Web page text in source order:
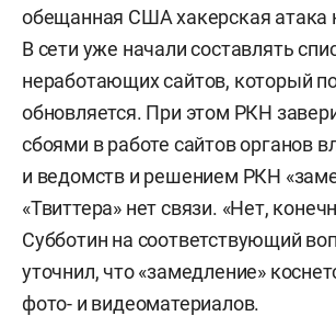
обещанная США хакерская атака
В сети уже начали составлять
неработающих сайтов, который
обновляется. При этом РКН
сбоями в работе сайтов органов
и ведомств и решением РКН
«Твиттера» нет связи. «Нет,
Субботин на соответствующий
уточнил, что «замедление»
фото- и видеоматериалов.